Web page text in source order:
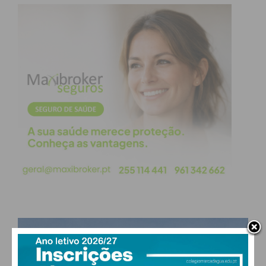
extrema. Rafaela permanece internada na Unidade
de Cuidados Intensivos e o prognóstico clínico
continua a ser muito reservado, uma vez que as
próximas horas serão determinantes para avaliar a
aceitação do novo órgão por parte do organismo.
A onda de solidariedade que se gerou em torno da
família e da comunidade educativa de Paços de
Ferreira transformou-se agora num forte apelo à
fé. “Neste momento precisamos de muitas orações,
fé e energia positiva”, concluiu Catarina Silva, numa
PAÇOS DE FERREIRA
°
scattered clouds